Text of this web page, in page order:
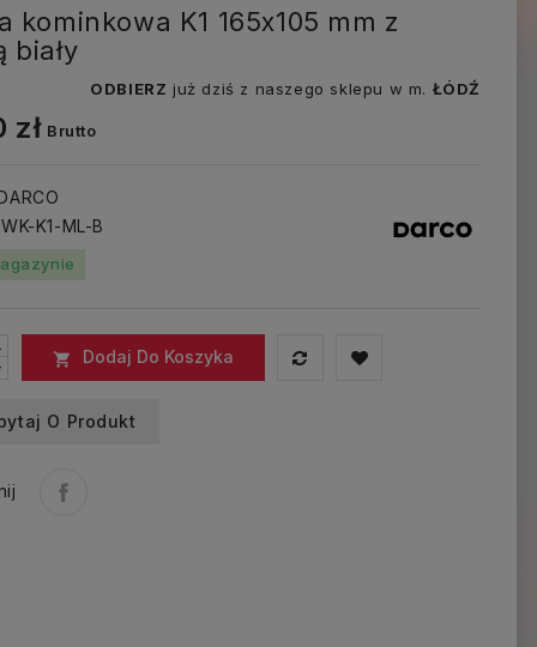
kominkowa K1 165x105 mm z
biały
ODBIERZ już dziś z naszego sklepu w m. ŁÓDŹ
zł Brutto
K1-ML-B
 Dodaj Do Koszyka
O Produkt